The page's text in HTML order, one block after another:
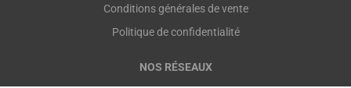
Conditions générales de vente
Politique de confidentialité
NOS RÉSEAUX